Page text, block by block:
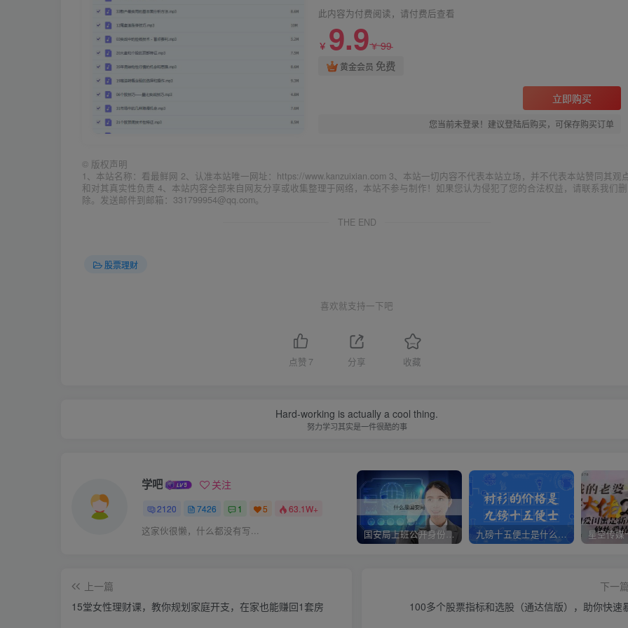
此内容为付费阅读，请付费后查看
￥ 9.9￥99
黄金会员 免费
立即购买
您当前未登录！建议登陆后购买，可保存购买订单
© 版权声明
1、本站名称：看最鲜网 2、认准本站唯一网址：https://www.kanzuixian.com 3、本站一切内容不代表本站立场，并不代表本站赞同其观
和对其真实性负责 4、本站内容全部来自网友分享或收集整理于网络，本站不参与制作！如果您认为侵犯了您的合法权益，请联系我们删
除。发送邮件到邮箱：331799954@qq.com。
THE END
股票理财
喜欢就支持一下吧
点赞 7 分享 收藏
Hard-working is actually a cool thing.
努力学习其实是一件很酷的事
学吧 关注
2120 7426 1 5 63.1W+
这家伙很懒，什么都没有写... 国安局上班公开身份是什么（国安身份对家人保密吗） 九磅十五便士是什么意思（九磅十五便士是什么梗）
上一篇
15堂女性理财课，教你规划家庭开支，在家也能赚回1套房
下一
100多个股票指标和选股（通达信版），助你快速